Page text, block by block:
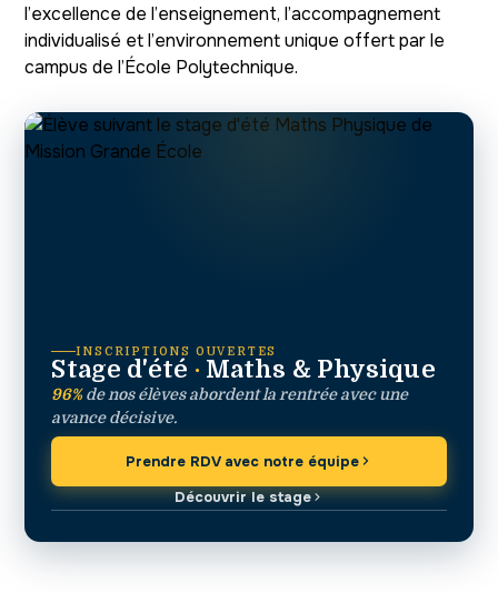
l’excellence de l’enseignement, l’accompagnement
individualisé et l’environnement unique offert par le
campus de l’École Polytechnique.
INSCRIPTIONS OUVERTES
Stage d'été · Maths & Physique
96% de nos élèves abordent la rentrée avec une
avance décisive.
Prendre RDV avec notre équipe
Découvrir le stage